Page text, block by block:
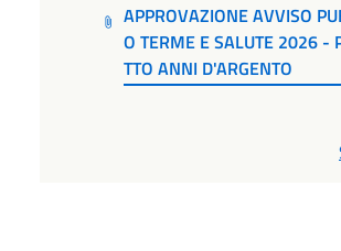
APPROVAZIONE AVVISO
O TERME E SALUTE 2026 -
TTO ANNI D'ARGENTO